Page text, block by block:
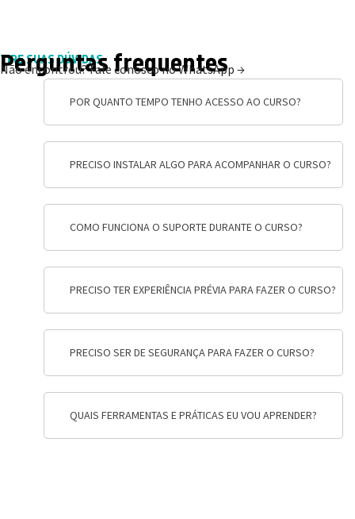
TIRE SUAS DÚVIDAS
Perguntas frequentes
Não encontrou?Fale conosco no WhatsApp →
POR QUANTO TEMPO TENHO ACESSO AO CURSO?
PRECISO INSTALAR ALGO PARA ACOMPANHAR O CURSO?
COMO FUNCIONA O SUPORTE DURANTE O CURSO?
PRECISO TER EXPERIÊNCIA PRÉVIA PARA FAZER O CURSO?
PRECISO SER DE SEGURANÇA PARA FAZER O CURSO?
QUAIS FERRAMENTAS E PRÁTICAS EU VOU APRENDER?